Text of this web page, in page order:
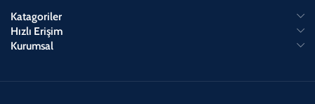
Katagoriler
Hızlı Erişim
Kurumsal